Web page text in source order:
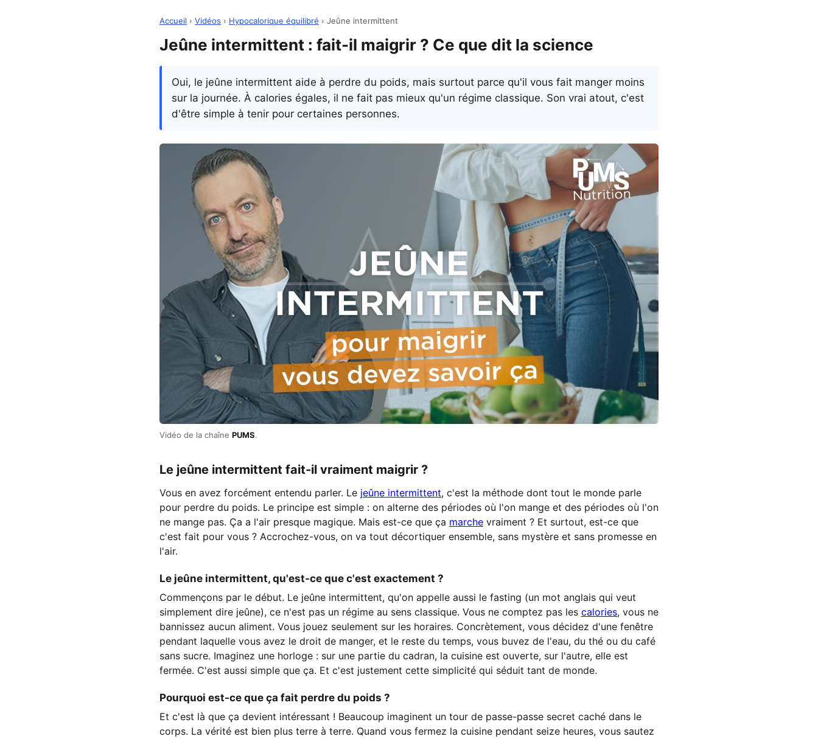
Accueil › Vidéos › Hypocalorique équilibré › Jeûne intermittent
Jeûne intermittent : fait-il maigrir ? Ce que dit la science
Oui, le jeûne intermittent aide à perdre du poids, mais surtout parce qu'il vous fait manger moins
sur la journée. À calories égales, il ne fait pas mieux qu'un régime classique. Son vrai atout, c'est
d'être simple à tenir pour certaines personnes.
Vidéo de la chaîne PUMS.
Le jeûne intermittent fait-il vraiment maigrir ?
Vous en avez forcément entendu parler. Le jeûne intermittent, c'est la méthode dont tout le monde parle
pour perdre du poids. Le principe est simple : on alterne des périodes où l'on mange et des périodes où l'on
ne mange pas. Ça a l'air presque magique. Mais est-ce que ça marche vraiment ? Et surtout, est-ce que
c'est fait pour vous ? Accrochez-vous, on va tout décortiquer ensemble, sans mystère et sans promesse en
l'air.
Le jeûne intermittent, qu'est-ce que c'est exactement ?
Commençons par le début. Le jeûne intermittent, qu'on appelle aussi le fasting (un mot anglais qui veut
simplement dire jeûne), ce n'est pas un régime au sens classique. Vous ne comptez pas les calories, vous ne
bannissez aucun aliment. Vous jouez seulement sur les horaires. Concrètement, vous décidez d'une fenêtre
pendant laquelle vous avez le droit de manger, et le reste du temps, vous buvez de l'eau, du thé ou du café
sans sucre. Imaginez une horloge : sur une partie du cadran, la cuisine est ouverte, sur l'autre, elle est
fermée. C'est aussi simple que ça. Et c'est justement cette simplicité qui séduit tant de monde.
Pourquoi est-ce que ça fait perdre du poids ?
Et c'est là que ça devient intéressant ! Beaucoup imaginent un tour de passe-passe secret caché dans le
corps. La vérité est bien plus terre à terre. Quand vous fermez la cuisine pendant seize heures, vous sautez